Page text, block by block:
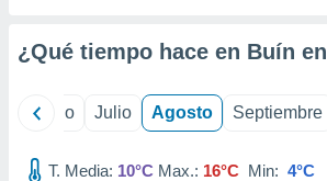
mediante
publicidad
¿Qué tiempo hace en Buín en
Junio Julio Agosto Septiembre
T. Media: 10°C Max.: 16°C Min: 4°C